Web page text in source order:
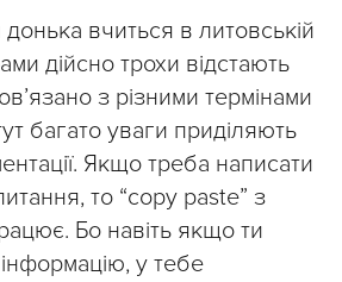
вчиться в литовській
дійсно трохи відстають
з різними термінами
багато уваги приділяють
Якщо треба написати
то “copy paste” з
Бо навіть якщо ти
у тебе